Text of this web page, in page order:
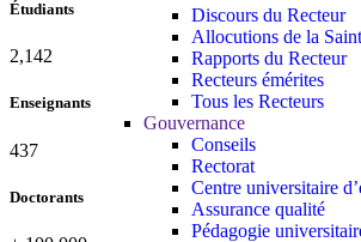
Discours du Recteur
Allocutions de la
Rapports du Recteur
Recteurs émérites
Tous les Recteurs
Gouvernance
Conseils
Rectorat
Centre universitaire
Assurance qualité
Pédagogie
Étudiants
2,142
Enseignants
437
Doctorants